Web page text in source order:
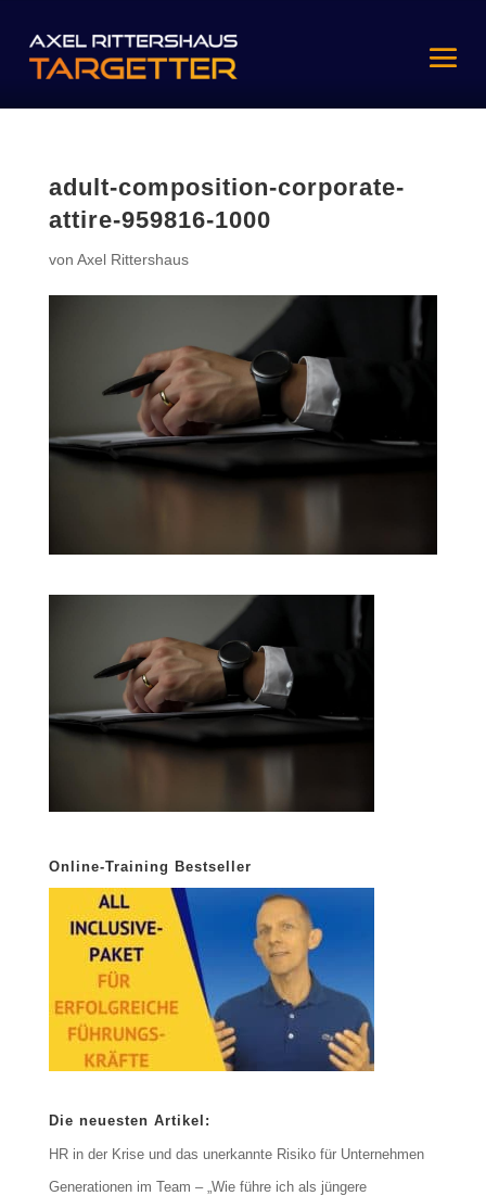
adult-composition-corporate-
attire-959816-1000
von Axel Rittershaus
Online-Training Bestseller
Die neuesten Artikel:
HR in der Krise und das unerkannte Risiko für Unternehmen
Generationen im Team – „Wie führe ich als jüngere